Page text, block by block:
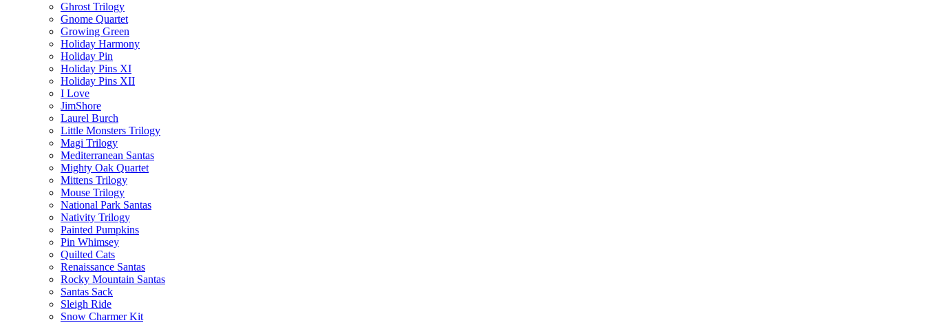
Ghrost Trilogy
Gnome Quartet
Growing Green
Holiday Harmony
Holiday Pin
Holiday Pins XI
Holiday Pins XII
I Love
JimShore
Laurel Burch
Little Monsters Trilogy
Magi Trilogy
Mediterranean Santas
Mighty Oak Quartet
Mittens Trilogy
Mouse Trilogy
National Park Santas
Nativity Trilogy
Painted Pumpkins
Pin Whimsey
Quilted Cats
Renaissance Santas
Rocky Mountain Santas
Santas Sack
Sleigh Ride
Snow Charmer Kit